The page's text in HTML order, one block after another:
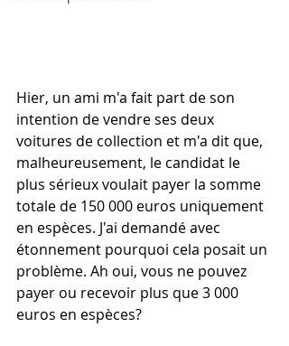
Hier, un ami m'a fait part de son
intention de vendre ses deux
voitures de collection et m'a dit que,
malheureusement, le candidat le
plus sérieux voulait payer la somme
totale de 150 000 euros uniquement
en espèces. J'ai demandé avec
étonnement pourquoi cela posait un
problème. Ah oui, vous ne pouvez
payer ou recevoir plus que 3 000
euros en espèces?